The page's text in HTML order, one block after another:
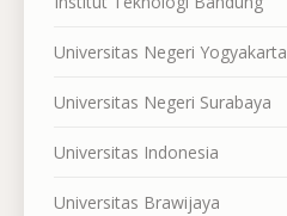
Universitas Negeri Yogyakarta
Universitas Negeri Surabaya
Universitas Indonesia
Universitas Brawijaya